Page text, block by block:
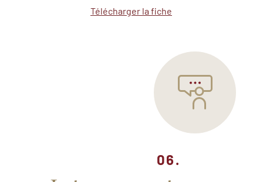
Télécharger la fiche
06.